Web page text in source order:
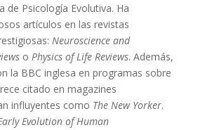
de Psicología Evolutiva. Ha
artículos en las revistas
Neuroscience and
o Physics of Life Reviews. Además,
la BBC inglesa en programas sobre
citado en magazines
influyentes como The New Yorker.
Evolution of Human